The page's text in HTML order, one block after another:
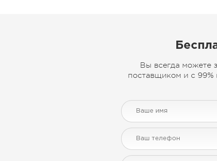
Вы всегда можете
поставщиком и с 99%